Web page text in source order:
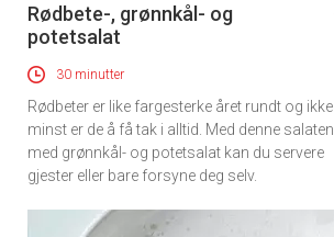
Rødbete-, grønnkål- og
potetsalat
30 minutter
Rødbeter er like fargesterke året rundt og ikke
minst er de å få tak i alltid. Med denne salaten
med grønnkål- og potetsalat kan du servere
gjester eller bare forsyne deg selv.